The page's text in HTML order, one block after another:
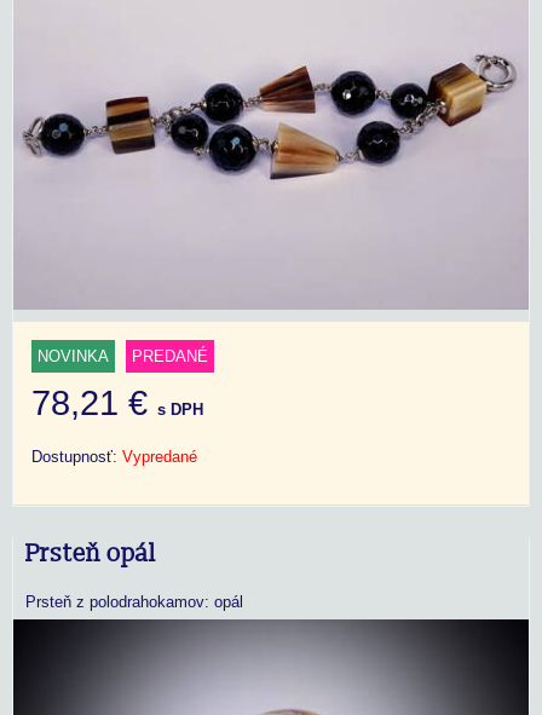
NOVINKA PREDANÉ
78,21 € s DPH
Dostupnosť: Vypredané
Prsteň opál
Prsteň z polodrahokamov: opál